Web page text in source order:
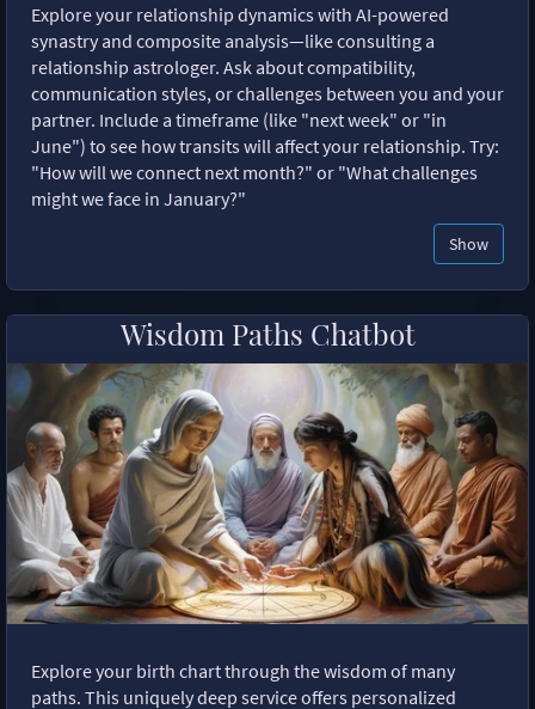
Explore your relationship dynamics with AI-powered
synastry and composite analysis—like consulting a
relationship astrologer. Ask about compatibility,
communication styles, or challenges between you and your
partner. Include a timeframe (like "next week" or "in
June") to see how transits will affect your relationship. Try:
"How will we connect next month?" or "What challenges
might we face in January?"
Show
Wisdom Paths Chatbot
Explore your birth chart through the wisdom of many
paths. This uniquely deep service offers personalized